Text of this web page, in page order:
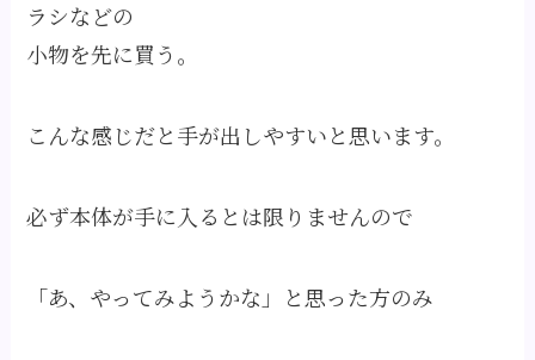
ラシなどの
小物を先に買う。
こんな感じだと手が出しやすいと思います。
必ず本体が手に入るとは限りませんので
「あ、やってみようかな」と思った方のみ